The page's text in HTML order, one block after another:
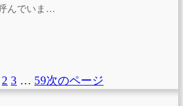
んでいま…
2 3 … 59次のページ